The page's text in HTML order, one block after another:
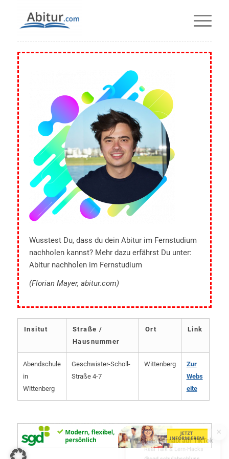
Insitut
Straße /
Hausnummer
Ort Link
Abendschule
in
Wittenberg
Geschwister-Scholl-
Straße 4-7
Wittenberg
Zur
Webs
eite
Wusstest Du, dass du dein Abitur im Fernstudium
nachholen kannst? Mehr dazu erfährst Du unter:
Abitur nachholen im Fernstudium
(Florian Mayer, abitur.com)
×
🎓Dein Fernabi auf TikTok
Real Talk & Lern-Hacks
@sgd.schulabschluss